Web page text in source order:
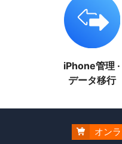
iPhone管理 ·
データ移行
 オン